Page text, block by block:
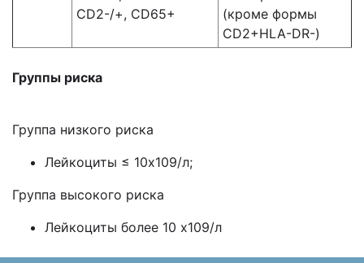
CD2-/+, СD65+
(кроме формы
CD2+HLA-DR-)
Группы риска
Группа низкого риска
Лейкоциты ≤ 10х109/л;
Группа высокого риска
Лейкоциты более 10 х109/л